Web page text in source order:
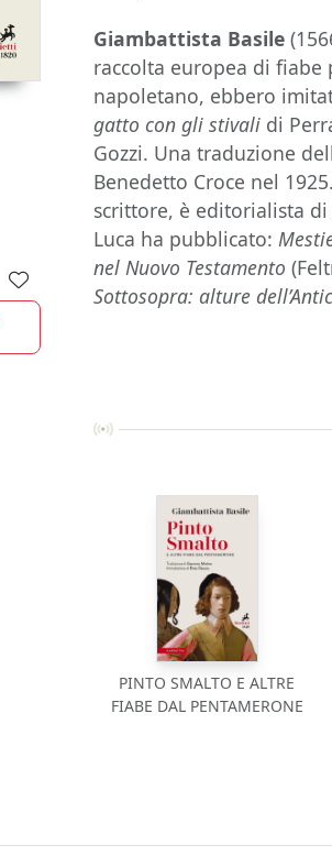
Giambattista Basile
raccolta europea di
napoletano, ebbero
gatto con gli stivali di
Gozzi. Una traduzione
Benedetto Croce nel 1925.
scrittore, è editorialista
Luca ha pubblicato:
nel Nuovo Testamento
Sottosopra: alture
PINTO SMALTO E ALTRE
FIABE DAL PENTAMERONE